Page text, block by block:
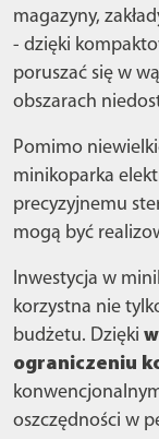
magazyny,
- dzięki
poruszać się w
obszarach
Pomimo
minikoparka
precyzyjnemu
mogą być
Inwestycja w
korzystna nie
budżetu. Dzięki
ograniczeniu
oszczędności w